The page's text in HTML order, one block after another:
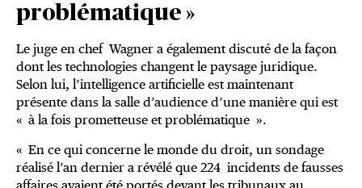
problématique »
Le juge en chef Wagner a également discuté de la façon
dont les technologies changent le paysage juridique.
Selon lui, l’intelligence artificielle est maintenant
présente dans la salle d’audience d’une manière qui est
« à la fois prometteuse et problématique ».
« En ce qui concerne le monde du droit, un sondage
réalisé l’an dernier a révélé que 224 incidents de fausses